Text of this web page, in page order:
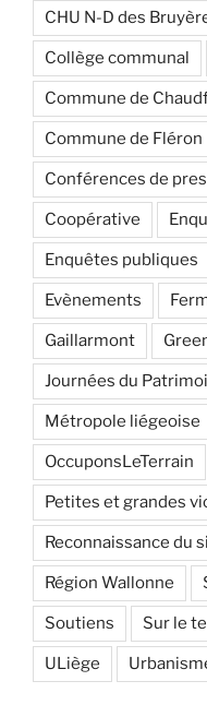
CHU N-D des
Collège communal
Commune de
Commune de Fléron
Conférences de
Coopérative
Enquêtes publiques
Evènements
Gaillarmont
Journées du
Métropole liégeoise
OccuponsLeTerrain
Petites et grandes
Reconnaissance du
Région Wallonne
Soutiens Sur le
ULiège